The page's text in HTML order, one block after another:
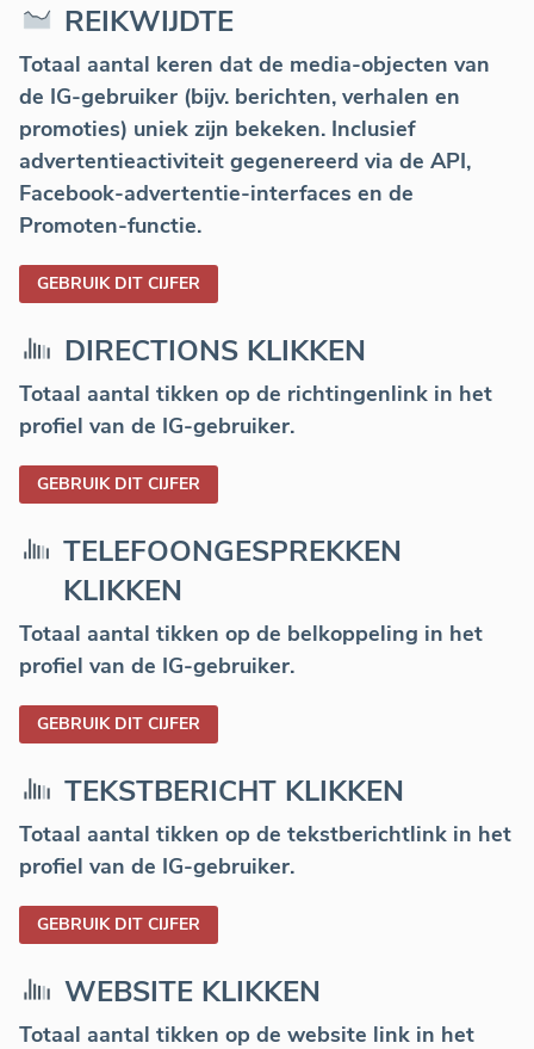
REIKWIJDTE
Totaal aantal keren dat de media-objecten van
de IG-gebruiker (bijv. berichten, verhalen en
promoties) uniek zijn bekeken. Inclusief
advertentieactiviteit gegenereerd via de API,
Facebook-advertentie-interfaces en de
Promoten-functie.
GEBRUIK DIT CIJFER
DIRECTIONS KLIKKEN
Totaal aantal tikken op de richtingenlink in het
profiel van de IG-gebruiker.
GEBRUIK DIT CIJFER
TELEFOONGESPREKKEN
KLIKKEN
Totaal aantal tikken op de belkoppeling in het
profiel van de IG-gebruiker.
GEBRUIK DIT CIJFER
TEKSTBERICHT KLIKKEN
Totaal aantal tikken op de tekstberichtlink in het
profiel van de IG-gebruiker.
GEBRUIK DIT CIJFER
WEBSITE KLIKKEN
Totaal aantal tikken op de website link in het